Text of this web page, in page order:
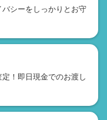
シーをしっかりとお守
！即日現金でのお渡し